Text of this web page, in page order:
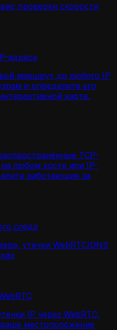
проверки скорости
адреса
маршрут до любого IP
и определите его
карте.
TCP-
любом хосте или IP-
работающие за
следа
утечки WebRTC/DNS
IP через WebRTC,
местоположение